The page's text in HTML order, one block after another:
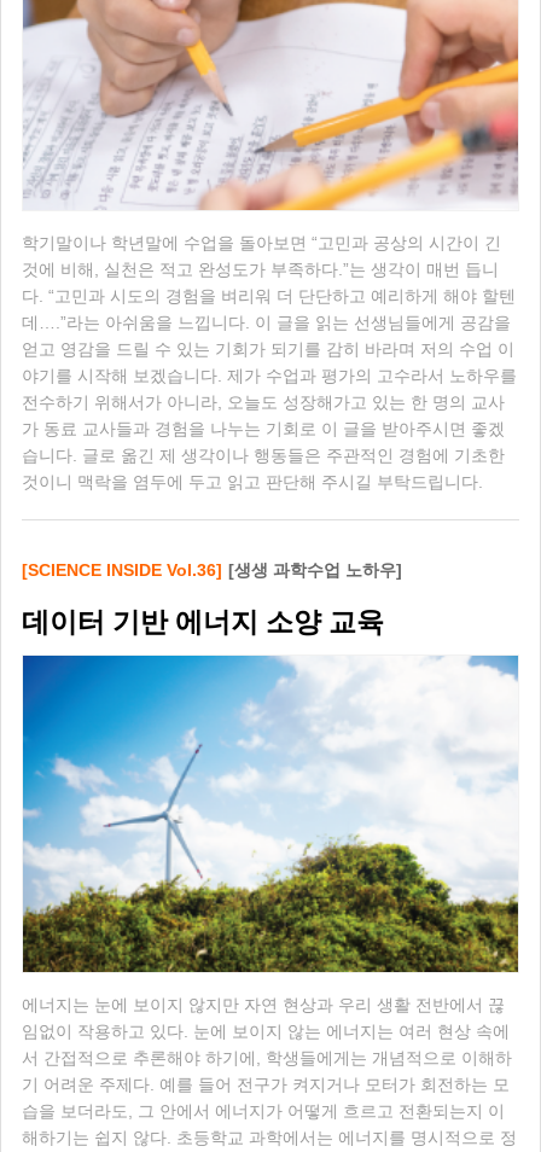
학기말이나 학년말에 수업을 돌아보면 “고민과 공상의 시간이 긴
것에 비해, 실천은 적고 완성도가 부족하다.”는 생각이 매번 듭니
다. “고민과 시도의 경험을 벼리워 더 단단하고 예리하게 해야 할텐
데….”라는 아쉬움을 느낍니다. 이 글을 읽는 선생님들에게 공감을
얻고 영감을 드릴 수 있는 기회가 되기를 감히 바라며 저의 수업 이
야기를 시작해 보겠습니다. 제가 수업과 평가의 고수라서 노하우를
전수하기 위해서가 아니라, 오늘도 성장해가고 있는 한 명의 교사
가 동료 교사들과 경험을 나누는 기회로 이 글을 받아주시면 좋겠
습니다. 글로 옮긴 제 생각이나 행동들은 주관적인 경험에 기초한
것이니 맥락을 염두에 두고 읽고 판단해 주시길 부탁드립니다.
[SCIENCE INSIDE Vol.36] [생생 과학수업 노하우]
데이터 기반 에너지 소양 교육
에너지는 눈에 보이지 않지만 자연 현상과 우리 생활 전반에서 끊
임없이 작용하고 있다. 눈에 보이지 않는 에너지는 여러 현상 속에
서 간접적으로 추론해야 하기에, 학생들에게는 개념적으로 이해하
기 어려운 주제다. 예를 들어 전구가 켜지거나 모터가 회전하는 모
습을 보더라도, 그 안에서 에너지가 어떻게 흐르고 전환되는지 이
해하기는 쉽지 않다. 초등학교 과학에서는 에너지를 명시적으로 정